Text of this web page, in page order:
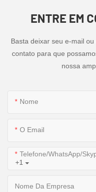
ENTRE EM
Basta deixar seu e-mail
contato para que
nossa
Nome
O Email
+1
Telefone/WhatsApp/
Nome Da Empresa